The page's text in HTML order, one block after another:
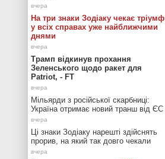
На три знаки Зодіаку чекає тріумф
у всіх справах уже найближчими
днями
Трамп відкинув прохання
Зеленського щодо ракет для
Patriot, - FT
Мільярди з російської скарбниці:
Україна отримає новий транш від ЄС
Ці знаки Зодіаку нарешті здійснять
прорив, на який так довго чекали